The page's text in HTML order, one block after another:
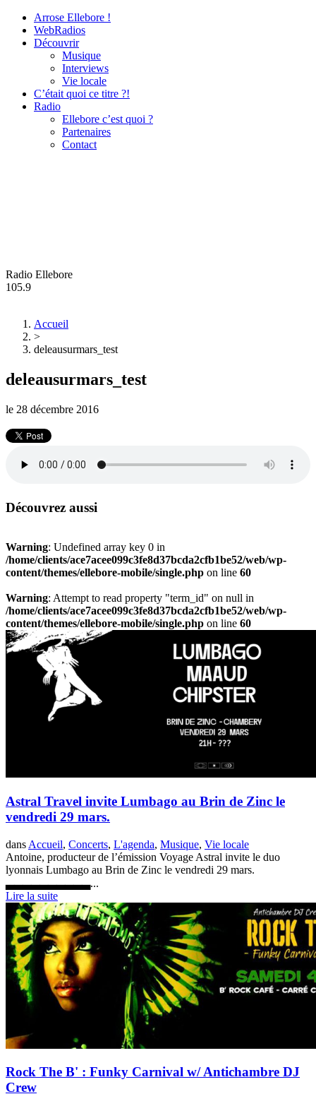
Arrose Ellebore !
WebRadios
Découvrir
Musique
Interviews
Vie locale
C’était quoi ce titre ?!
Radio
Ellebore c’est quoi ?
Partenaires
Contact
Radio Ellebore
105.9
Accueil
>
deleausurmars_test
deleausurmars_test
le 28 décembre 2016
Découvrez aussi
Warning: Undefined array key 0 in
/home/clients/ace7acee099c3fe8d37bcda2cfb1be52/web/wp-
content/themes/ellebore-mobile/single.php on line 60
Warning: Attempt to read property "term_id" on null in
/home/clients/ace7acee099c3fe8d37bcda2cfb1be52/web/wp-
content/themes/ellebore-mobile/single.php on line 60
Astral Travel invite Lumbago au Brin de Zinc le
vendredi 29 mars.
dans Accueil, Concerts, L'agenda, Musique, Vie locale
Antoine, producteur de l’émission Voyage Astral invite le duo
lyonnais Lumbago au Brin de Zinc le vendredi 29 mars.
▃▃▃▃▃▃▃▃▃▃...
Lire la suite
Rock The B' : Funky Carnival w/ Antichambre DJ
Crew